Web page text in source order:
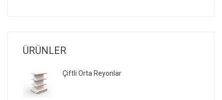
ÜRÜNLER
Çiftli Orta Reyonlar